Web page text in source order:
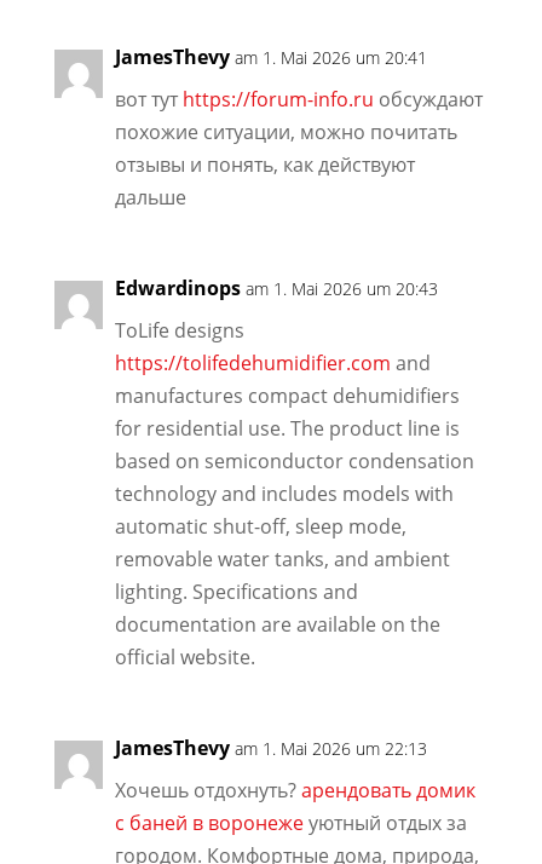
JamesThevy am 1. Mai 2026 um 20:41
вот тутhttps://forum-info.ru обсуждают
похожие ситуации, можно почитать
отзывы и понять, как действуют
дальше
Edwardinops am 1. Mai 2026 um 20:43
ToLife designs
https://tolifedehumidifier.com and
manufactures compact dehumidifiers
for residential use. The product line is
based on semiconductor condensation
technology and includes models with
automatic shut-off, sleep mode,
removable water tanks, and ambient
lighting. Specifications and
documentation are available on the
official website.
JamesThevy am 1. Mai 2026 um 22:13
Хочешь отдохнуть?арендовать домик
с баней в воронежеуютный отдых за
городом. Комфортные дома, природа,